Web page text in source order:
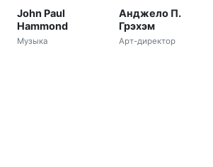
John Paul
Hammond
Музыка
Анджело П.
Грэхэм
Арт-директор